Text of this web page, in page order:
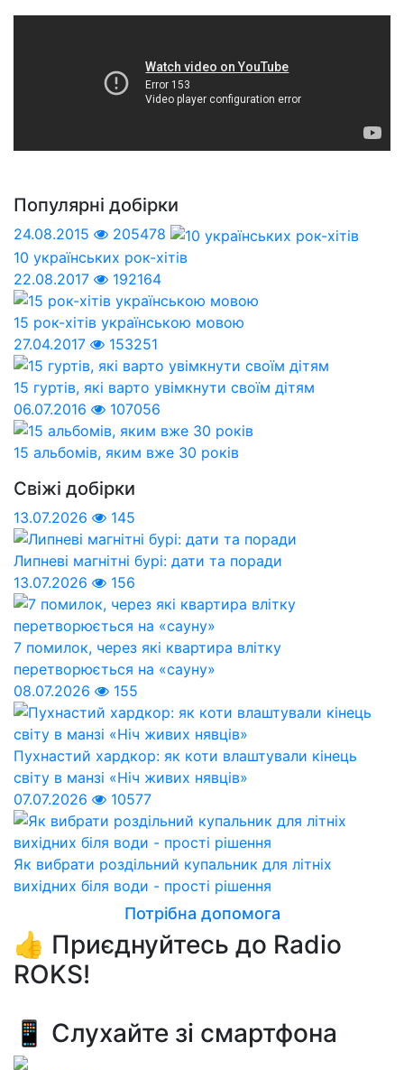
Популярні добірки
24.08.2015
205478
10 українських рок-хітів
22.08.2017
192164
15 рок-хітів українською мовою
27.04.2017
153251
15 гуртів, які варто увімкнути своїм дітям
06.07.2016
107056
15 альбомів, яким вже 30 років
Свіжі добірки
13.07.2026 145
Липневі магнітні бурі: дати та поради
13.07.2026
156
7 помилок, через які квартира влітку
перетворюється на «сауну»
08.07.2026
155
Пухнастий хардкор: як коти влаштували кінець
світу в манзі «Ніч живих нявців»
07.07.2026
10577
Як вибрати роздільний купальник для літніх
вихідних біля води - прості рішення
Потрібна допомога
👍 Приєднуйтесь до Radio
ROKS!
📱 Слухайте зі смартфона